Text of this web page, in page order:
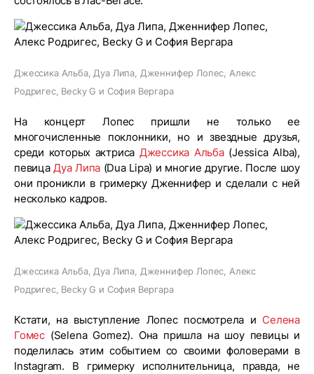
Джессика Альба, Дуа Липа, Дженнифер Лопес, Алекс
Родригес, Becky G и София Вергара
На концерт Лопес пришли не только ее
многочисленные поклонники, но и звездные друзья,
среди которых актриса Джессика Альба(Jessica Alba),
певицаДуа Липа (Dua Lipa) и многие другие. После шоу
они проникли в гримерку Дженнифер и сделали с ней
несколько кадров.
Джессика Альба, Дуа Липа, Дженнифер Лопес, Алекс
Родригес, Becky G и София Вергара
Кстати, на выступление Лопес посмотрела и Селена
Гомес (Selena Gomez). Она пришла на шоу певицы и
поделилась этим событием со своими фоловерами в
Instagram. В гримерку исполнительница, правда, не